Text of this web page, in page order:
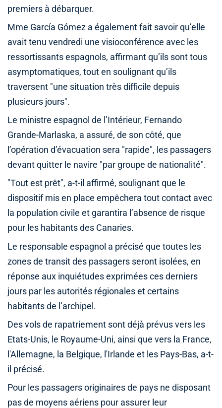
premiers à débarquer.
Mme García Gómez a également fait savoir qu’elle
avait tenu vendredi une visioconférence avec les
ressortissants espagnols, affirmant qu’ils sont tous
asymptomatiques, tout en soulignant qu’ils
traversent "une situation très difficile depuis
plusieurs jours".
Le ministre espagnol de l’Intérieur, Fernando
Grande-Marlaska, a assuré, de son côté, que
l’opération d’évacuation sera "rapide", les passagers
devant quitter le navire "par groupe de nationalité".
"Tout est prêt", a-t-il affirmé, soulignant que le
dispositif mis en place empêchera tout contact avec
la population civile et garantira l’absence de risque
pour les habitants des Canaries.
Le responsable espagnol a précisé que toutes les
zones de transit des passagers seront isolées, en
réponse aux inquiétudes exprimées ces derniers
jours par les autorités régionales et certains
habitants de l’archipel.
Des vols de rapatriement sont déjà prévus vers les
Etats-Unis, le Royaume-Uni, ainsi que vers la France,
l'Allemagne, la Belgique, l'Irlande et les Pays-Bas, a-t-
il précisé.
Pour les passagers originaires de pays ne disposant
pas de moyens aériens pour assurer leur